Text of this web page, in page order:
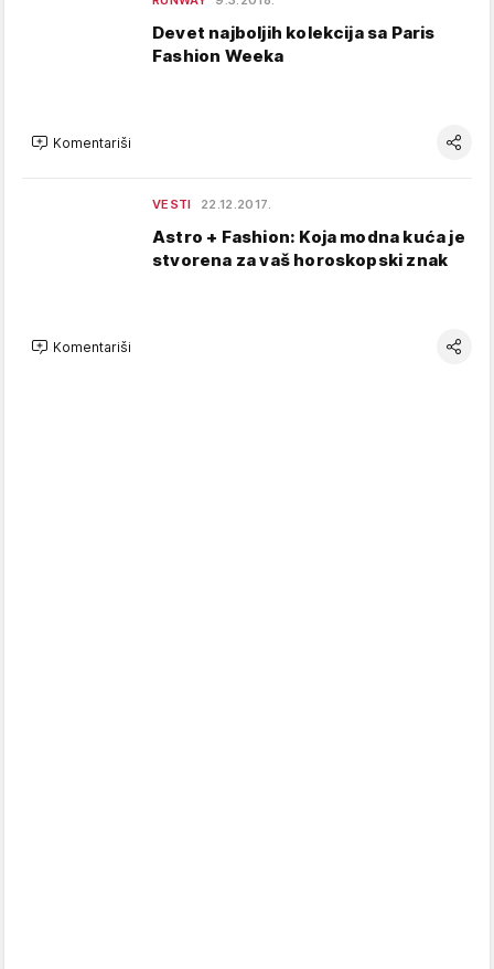
Devet najboljih kolekcija sa Paris
Fashion Weeka
Komentariši
VESTI 22.12.2017.
Astro + Fashion: Koja modna kuća je
stvorena za vaš horoskopski znak
Komentariši